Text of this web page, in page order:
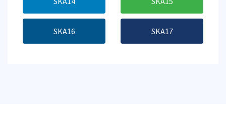
SKA16 SKA17